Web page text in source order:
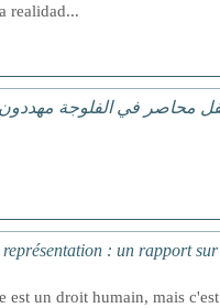
realidad...
: un rapport
est un droit humain, mais